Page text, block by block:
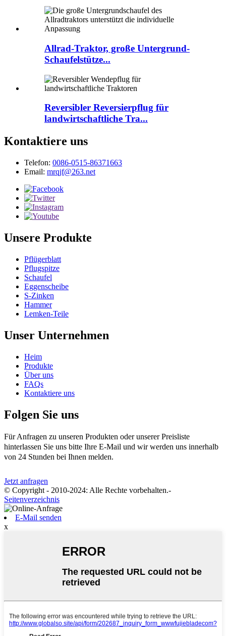
Allrad-Traktor, große Untergrund-
Schaufelstütze...
Reversibler Reversierpflug für
landwirtschaftliche Tra...
Kontaktiere uns
Telefon: 0086-0515-86371663
Email: mrqjf@263.net
Unsere Produkte
Pflügerblatt
Pflugspitze
Schaufel
Eggenscheibe
S-Zinken
Hammer
Lemken-Teile
Unser Unternehmen
Heim
Produkte
Über uns
FAQs
Kontaktiere uns
Folgen Sie uns
Für Anfragen zu unseren Produkten oder unserer Preisliste
hinterlassen Sie uns bitte Ihre E-Mail und wir werden uns innerhalb
von 24 Stunden bei Ihnen melden.
Jetzt anfragen
© Copyright - 2010-2024: Alle Rechte vorbehalten.-
Seitenverzeichnis
E-Mail senden
x